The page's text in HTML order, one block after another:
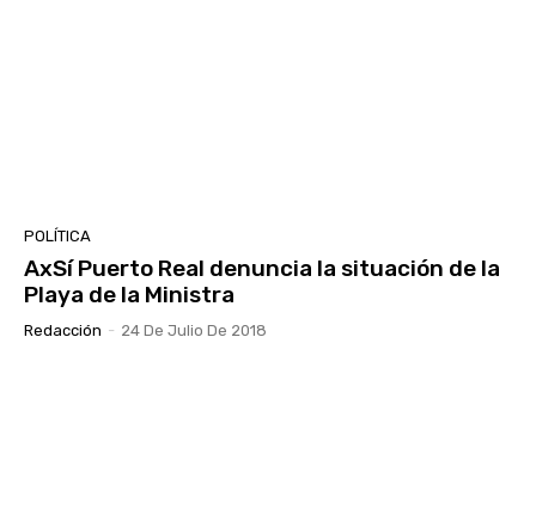
POLÍTICA
AxSí Puerto Real denuncia la situación de la
Playa de la Ministra
Redacción - 24 De Julio De 2018